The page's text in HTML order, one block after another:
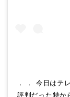
． ． 今日はテ
評判だった特か